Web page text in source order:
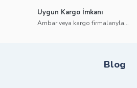
Uygun Kargo İmkanı
Ambar veya kargo firmalarıyla...
Blog